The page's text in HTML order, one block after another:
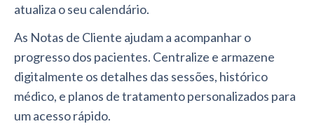
atualiza o seu calendário.
As Notas de Cliente ajudam a acompanhar o
progresso dos pacientes. Centralize e armazene
digitalmente os detalhes das sessões, histórico
médico, e planos de tratamento personalizados para
um acesso rápido.